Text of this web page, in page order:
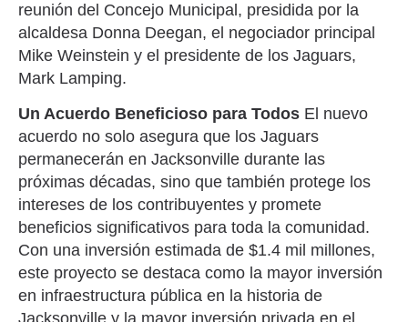
reunión del Concejo Municipal, presidida por la
alcaldesa Donna Deegan, el negociador principal
Mike Weinstein y el presidente de los Jaguars,
Mark Lamping.
Un Acuerdo Beneficioso para Todos El nuevo
acuerdo no solo asegura que los Jaguars
permanecerán en Jacksonville durante las
próximas décadas, sino que también protege los
intereses de los contribuyentes y promete
beneficios significativos para toda la comunidad.
Con una inversión estimada de $1.4 mil millones,
este proyecto se destaca como la mayor inversión
en infraestructura pública en la historia de